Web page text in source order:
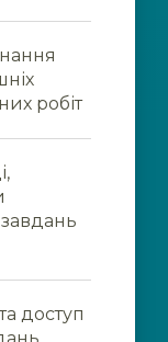
робіт
завдань
доступ